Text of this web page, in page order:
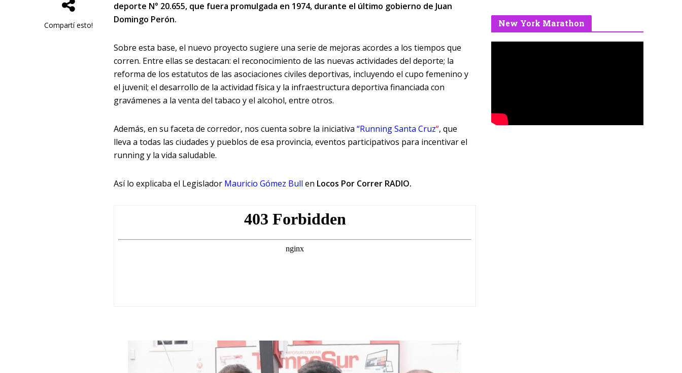
Compartí esto!
deporte N° 20.655, que fuera promulgada en 1974, durante el último gobierno de Juan
Domingo Perón.
Sobre esta base, el nuevo proyecto sugiere una serie de mejoras acordes a los tiempos que
corren. Entre ellas se destacan: el reconocimiento de las nuevas actividades del deporte; la
reforma de los estatutos de las asociaciones civiles deportivas, incluyendo el cupo femenino y
el juvenil; el desarrollo de la actividad física y la infraestructura deportiva financiada con
gravámenes a la venta del tabaco y el alcohol, entre otros.
Además, en su faceta de corredor, nos cuenta sobre la iniciativa“Running Santa Cruz“,que
lleva a todas las ciudades y pueblos de esa provincia, eventos participativos para incentivar el
running y la vida saludable.
Así lo explicaba el Legislador Mauricio Gómez Bull en Locos Por Correr RADIO.
New York Marathon